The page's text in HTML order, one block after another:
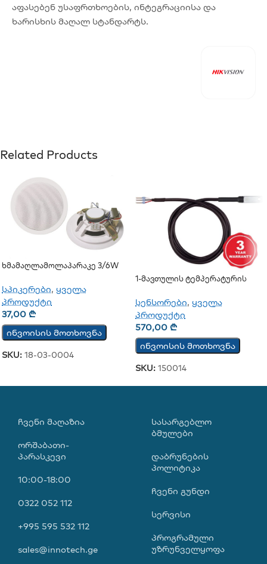
აფასებენ უსაფრთხოების, ინტეგრაციისა და
ხარისხის მაღალ სტანდარტს.
Related Products
Ხმამაღლამოლაპარაკე 3/6W
სპიკერები, ყველა
პროდუქტი
37,00 ₾
ინვოისის მოთხოვნა
SKU: 18-03-0004
1-Მავთულის Ტემპერატურის
სენსორები, ყველა
პროდუქტი
570,00 ₾
ინვოისის მოთხოვნა
SKU: 150014
ᲩᲕᲔᲜᲘ ᲛᲐᲦᲐᲖᲘᲐ
ორშაბათი-
პარასკევი
10:00-18:00
0322 052 112
+995 595 532 112
sales@innotech.ge
ᲡᲐᲡᲐᲠᲒᲔᲑᲚᲝ
ᲑᲛᲣᲚᲔᲑᲘ
დაბრუნების
პოლიტიკა
ჩვენი გუნდი
სერვისი
პროგრამული
უზრუნველყოფა